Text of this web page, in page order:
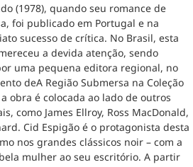
(1978), quando seu romance de
foi publicado em Portugal e na
sucesso de crítica. No Brasil, esta
a devida atenção, sendo
uma pequena editora regional, no
deA Região Submersa na Coleção
obra é colocada ao lado de outros
como James Ellroy, Ross MacDonald,
Cid Espigão é o protagonista desta
nos grandes clássicos noir – com a
mulher ao seu escritório. A partir